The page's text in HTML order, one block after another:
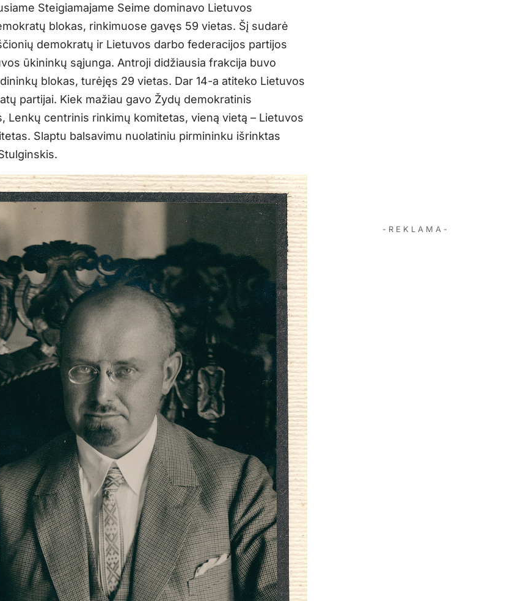
Steigiamajame Seime dominavo Lietuvos
blokas, rinkimuose gavęs 59 vietas. Šį sudarė
demokratų ir Lietuvos darbo federacijos partijos
ūkininkų sąjunga. Antroji didžiausia frakcija buvo
blokas, turėjęs 29 vietas. Dar 14-a atiteko Lietuvos
partijai. Kiek mažiau gavo Žydų demokratinis
Lenkų centrinis rinkimų komitetas, vieną vietą – Lietuvos
Slaptu balsavimu nuolatiniu pirmininku išrinktas
- R E K L A M A -